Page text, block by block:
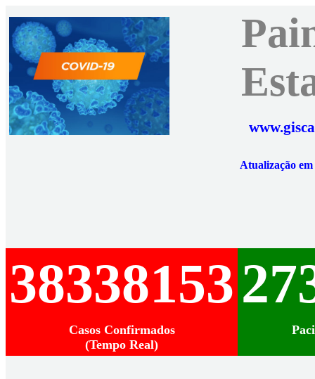
Atualização
38338153
Casos Confirmados
(Tempo Real)